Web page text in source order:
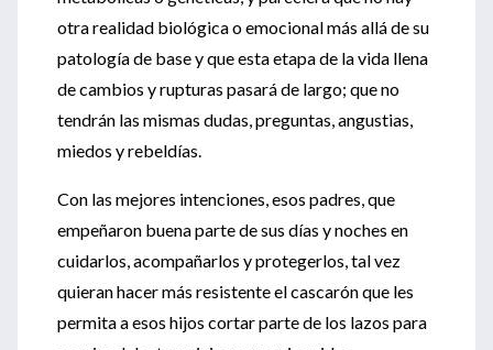
otra realidad biológica o emocional más allá de su
patología de base y que esta etapa de la vida llena
de cambios y rupturas pasará de largo; que no
tendrán las mismas dudas, preguntas, angustias,
miedos y rebeldías.
Con las mejores intenciones, esos padres, que
empeñaron buena parte de sus días y noches en
cuidarlos, acompañarlos y protegerlos, tal vez
quieran hacer más resistente el cascarón que les
permita a esos hijos cortar parte de los lazos para